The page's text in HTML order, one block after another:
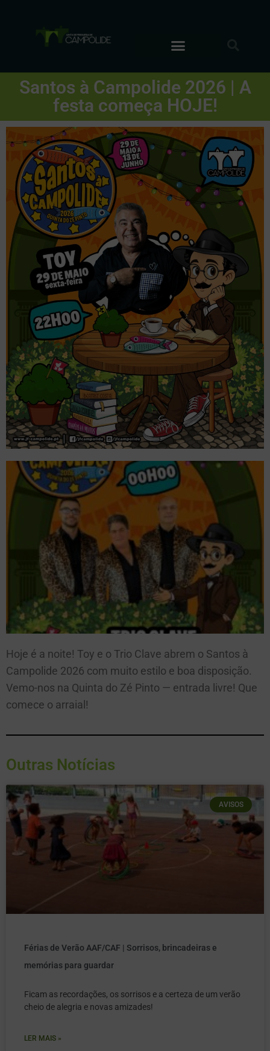
Santos à Campolide 2026 | A
festa começa HOJE!
Hoje é a noite! Toy e o Trio Clave abrem o Santos à
Campolide 2026 com muito estilo e boa disposição.
Vemo-nos na Quinta do Zé Pinto — entrada livre! Que
comece o arraial!
Outras Notícias
AVISOS
Férias de Verão AAF/CAF | Sorrisos, brincadeiras e
memórias para guardar
Ficam as recordações, os sorrisos e a certeza de um verão
cheio de alegria e novas amizades!
LER MAIS »